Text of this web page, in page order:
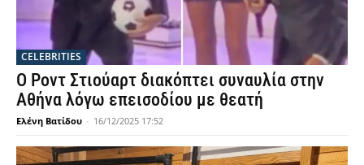
CELEBRITIES
Ο Ροντ Στιούαρτ διακόπτει συναυλία στην
Αθήνα λόγω επεισοδίου με θεατή
Ελένη Βατίδου - 16/12/2025 17:52